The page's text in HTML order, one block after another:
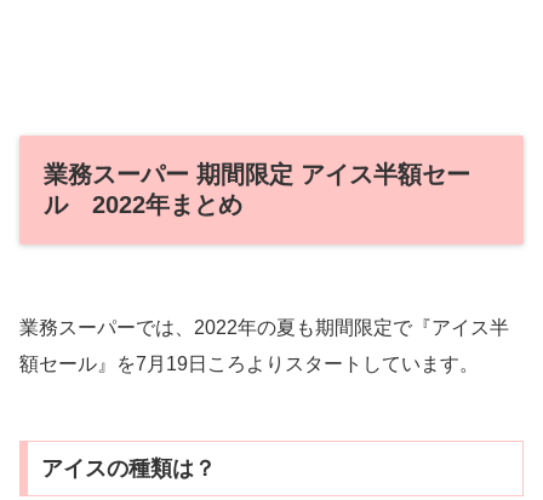
業務スーパー 期間限定 アイス半額セー
ル 2022年まとめ
業務スーパーでは、2022年の夏も期間限定で『アイス半
額セール』を7月19日ころよりスタートしています。
アイスの種類は？